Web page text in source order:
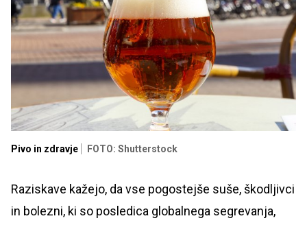
Pivo in zdravje FOTO: Shutterstock
Raziskave kažejo, da vse pogostejše suše, škodljivci
in bolezni, ki so posledica globalnega segrevanja,